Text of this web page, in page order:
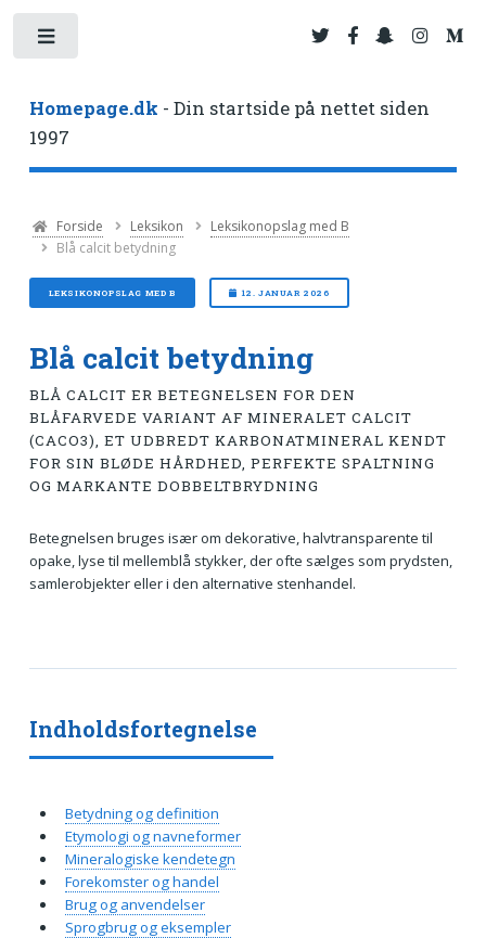
Homepage.dk - Din startside på nettet siden
1997
Forside Leksikon
Leksikonopslag med B
Blå calcit betydning
LEKSIKONOPSLAG MED B 12. JANUAR 2026
Blå calcit betydning
BLÅ CALCIT ER BETEGNELSEN FOR DEN
BLÅFARVEDE VARIANT AF MINERALET CALCIT
(CACO3), ET UDBREDT KARBONATMINERAL KENDT
FOR SIN BLØDE HÅRDHED, PERFEKTE SPALTNING
OG MARKANTE DOBBELTBRYDNING
Betegnelsen bruges især om dekorative, halvtransparente til
opake, lyse til mellemblå stykker, der ofte sælges som prydsten,
samlerobjekter eller i den alternative stenhandel.
Indholdsfortegnelse
Betydning og definition
Etymologi og navneformer
Mineralogiske kendetegn
Forekomster og handel
Brug og anvendelser
Sprogbrug og eksempler